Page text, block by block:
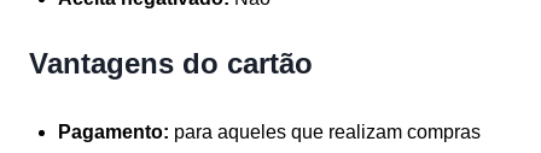
Vantagens do cartão
Pagamento: para aqueles que realizam compras